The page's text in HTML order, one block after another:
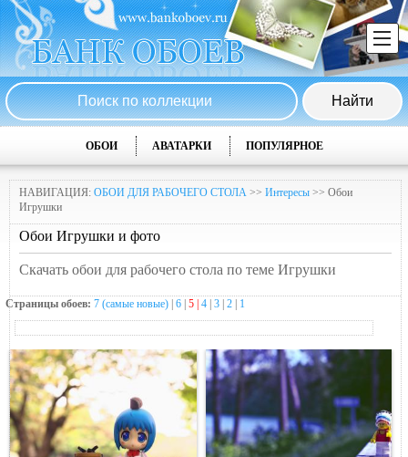
ОБОИ АВАТАРКИ ПОПУЛЯРНОЕ
НАВИГАЦИЯ: ОБОИ ДЛЯ РАБОЧЕГО СТОЛА >> Интересы >> Обои
Игрушки
Обои Игрушки и фото
Скачать обои для рабочего стола по теме Игрушки
Страницы обоев: 7 (самые новые) 6 5 | 4 3 2 1